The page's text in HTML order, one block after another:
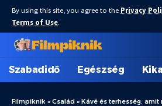
By using this site, you agree to the Privacy
Terms of Use.
Szabadidő Egészség
Filmpiknik » Család » Kávé és terhesség: amit minden